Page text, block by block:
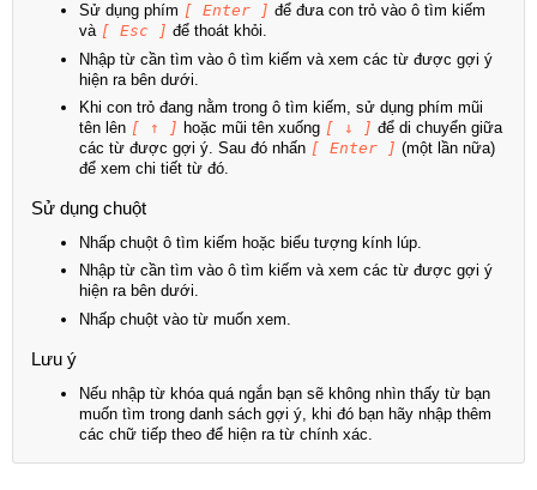
Sử dụng phím [ Enter ] để đưa con trỏ vào ô tìm kiếm
và [ Esc ] để thoát khỏi.
Nhập từ cần tìm vào ô tìm kiếm và xem các từ được gợi ý
hiện ra bên dưới.
Khi con trỏ đang nằm trong ô tìm kiếm, sử dụng phím mũi
tên lên [ ↑ ] hoặc mũi tên xuống [ ↓ ] để di chuyển giữa
các từ được gợi ý. Sau đó nhấn [ Enter ] (một lần nữa)
để xem chi tiết từ đó.
Sử dụng chuột
Nhấp chuột ô tìm kiếm hoặc biểu tượng kính lúp.
Nhập từ cần tìm vào ô tìm kiếm và xem các từ được gợi ý
hiện ra bên dưới.
Nhấp chuột vào từ muốn xem.
Lưu ý
Nếu nhập từ khóa quá ngắn bạn sẽ không nhìn thấy từ bạn
muốn tìm trong danh sách gợi ý, khi đó bạn hãy nhập thêm
các chữ tiếp theo để hiện ra từ chính xác.